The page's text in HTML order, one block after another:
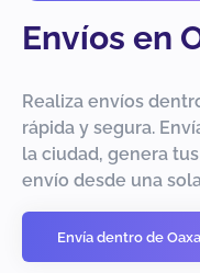
Envíos en
Realiza envíos
rápida y segura.
la ciudad, genera
envío desde una
Envía dentro de